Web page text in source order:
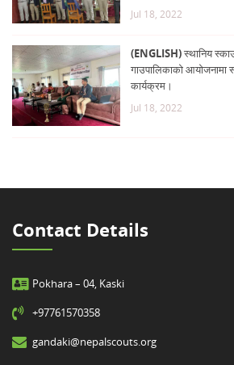
Jul 18, 2022
(ENGLISH) स्थानिय
गाउपालिकाको
कार्यक्रम।
Jul 18, 2022
Contact Details
Pokhara – 04, Kaski
+97761570358
gandaki@nepalscouts.org